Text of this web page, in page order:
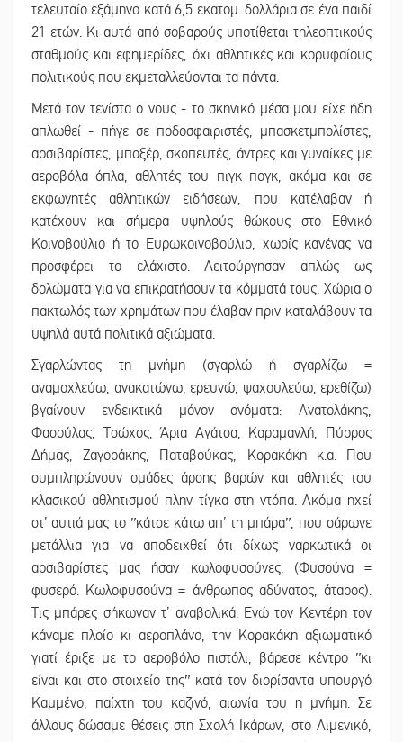
τελευταίο εξάμηνο κατά 6,5 εκατομ. δολλάρια σε ένα παιδί
21 ετών. Κι αυτά από σοβαρούς υποτίθεται τηλεοπτικούς
σταθμούς και εφημερίδες, όχι αθλητικές και κορυφαίους
πολιτικούς που εκμεταλλεύονται τα πάντα.
Μετά τον τενίστα ο νους - το σκηνικό μέσα μου είχε ήδη
απλωθεί - πήγε σε ποδοσφαιριστές, μπασκετμπολίστες,
αρσιβαρίστες, μποξέρ, σκοπευτές, άντρες και γυναίκες με
αεροβόλα όπλα, αθλητές του πιγκ πογκ, ακόμα και σε
εκφωνητές αθλητικών ειδήσεων, που κατέλαβαν ή
κατέχουν και σήμερα υψηλούς θώκους στο Εθνικό
Κοινοβούλιο ή το Ευρωκοινοβούλιο, χωρίς κανένας να
προσφέρει το ελάχιστο. Λειτούργησαν απλώς ως
δολώματα για να επικρατήσουν τα κόμματά τους. Χώρια ο
πακτωλός των χρημάτων που έλαβαν πριν καταλάβουν τα
υψηλά αυτά πολιτικά αξιώματα.
Σγαρλώντας τη μνήμη (σγαρλώ ή σγαρλίζω =
αναμοχλεύω, ανακατώνω, ερευνώ, ψαχουλεύω, ερεθίζω)
βγαίνουν ενδεικτικά μόνον ονόματα: Ανατολάκης,
Φασούλας, Τσώχος, Άρια Αγάτσα, Καραμανλή, Πύρρος
Δήμας, Ζαγοράκης, Παταβούκας, Κορακάκη κ.α. Που
συμπληρώνουν ομάδες άρσης βαρών και αθλητές του
κλασικού αθλητισμού πλην τίγκα στη ντόπα. Ακόμα ηχεί
στ’ αυτιά μας το ʺκάτσε κάτω απ’ τη μπάραʺ, που σάρωνε
μετάλλια για να αποδειχθεί ότι δίχως ναρκωτικά οι
αρσιβαρίστες μας ήσαν κωλοφυσούνες. (Φυσούνα =
φυσερό. Κωλοφυσούνα = άνθρωπος αδύνατος, άταρος).
Τις μπάρες σήκωναν τ’ αναβολικά. Ενώ τον Κεντέρη τον
κάναμε πλοίο κι αεροπλάνο, την Κορακάκη αξιωματικό
γιατί έριξε με το αεροβόλο πιστόλι, βάρεσε κέντρο ʺκι
είναι και στο στοιχείο τηςʺ κατά τον διορίσαντα υπουργό
Καμμένο, παίχτη του καζινό, αιωνία του η μνήμη. Σε
άλλους δώσαμε θέσεις στη Σχολή Ικάρων, στο Λιμενικό,